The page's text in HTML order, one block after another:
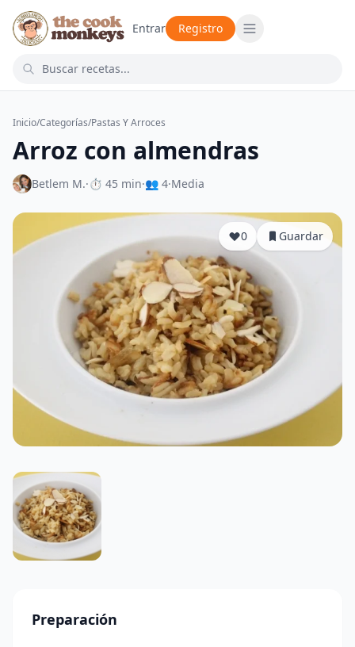
Entrar Registro
Inicio/Categorías/Pastas Y Arroces
Arroz con almendras
Betlem M.·⏱ 45 min·👥 4·Media
0 Guardar
Preparación